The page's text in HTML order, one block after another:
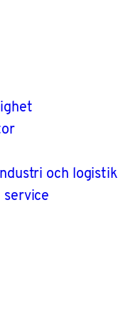
och logistik